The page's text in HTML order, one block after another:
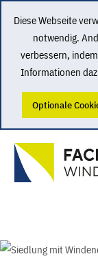
Diese Webseite
notwendig.
verbessern,
Informationen
Optionale